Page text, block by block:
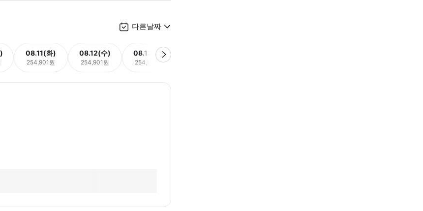
다른날짜
08.11(화)
254,901원
08.12(수)
254,901원
08.13(목)
254,901원